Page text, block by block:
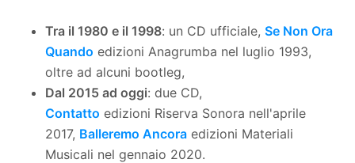
Tra il 1980 e il 1998: un CD ufficiale, Se Non Ora
Quando edizioni Anagrumba nel luglio 1993,
oltre ad alcuni bootleg,
Dal 2015 ad oggi: due CD,
Contatto edizioni Riserva Sonora nell'aprile
2017, Balleremo Ancora edizioni Materiali
Musicali nel gennaio 2020.